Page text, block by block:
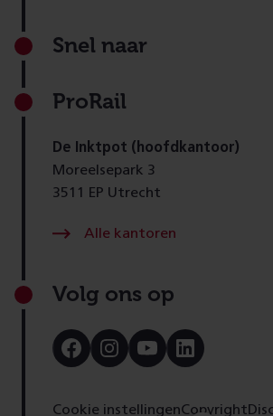
Footer
Snel naar
ProRail
De Inktpot (hoofdkantoor)
Moreelsepark 3
3511 EP Utrecht
Alle kantoren
Volg ons op
Bezoek
onze
Bezoek
onze
Bezoek
onze
Bezoek
onze
Cookie instellingenCopyright